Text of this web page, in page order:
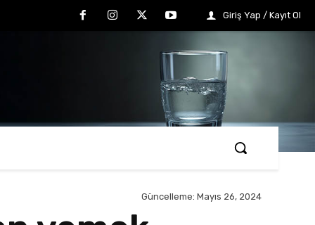
Giriş Yap / Kayıt Ol
Güncelleme: Mayıs 26, 2024